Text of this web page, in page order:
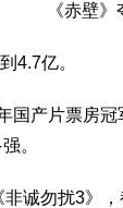
《赤壁
4.7亿。
国产片票房
。
诚勿扰3》，